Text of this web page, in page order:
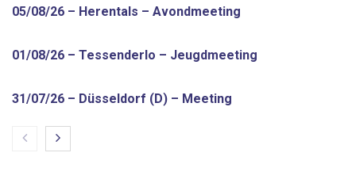
05/08/26 – Herentals – Avondmeeting
01/08/26 – Tessenderlo – Jeugdmeeting
31/07/26 – Düsseldorf (D) – Meeting